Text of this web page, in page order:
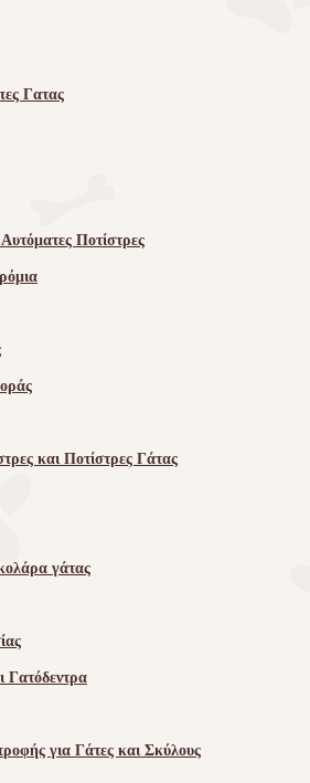
Γατας
Ποτίστρες
και Ποτίστρες Γάτας
γάτας
Γατόδεντρα
για Γάτες και Σκύλους